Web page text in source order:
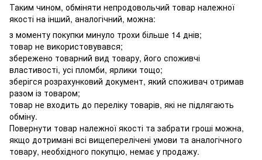
Таким чином, обміняти непродовольчий товар належної
якості на інший, аналогічний, можна:
з моменту покупки минуло трохи більше 14 днів;
товар не використовувався;
збережено товарний вид товару, його споживчі
властивості, усі пломби, ярлики тощо;
зберігся розрахунковий документ, який споживач отримав
разом із товаром;
товар не входить до переліку товарів, які не підлягають
обміну.
Повернути товар належної якості та забрати гроші можна,
якщо дотримані всі вищеперелічені умови та аналогічного
товару, необхідного покупцю, немає у продажу.